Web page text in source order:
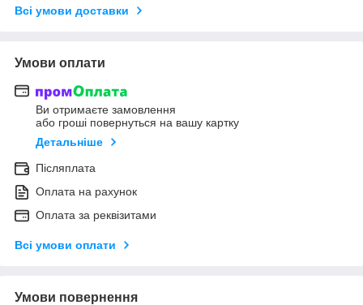
Всі умови доставки
Умови оплати
Ви отримаєте замовлення
або гроші повернуться на вашу картку
Детальніше
Післяплата
Оплата на рахунок
Оплата за реквізитами
Всі умови оплати
Умови повернення